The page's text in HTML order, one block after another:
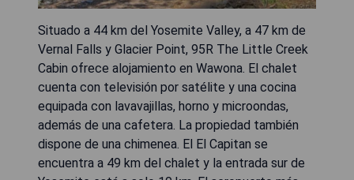
Situado a 44 km del Yosemite Valley, a 47 km de
Vernal Falls y Glacier Point, 95R The Little Creek
Cabin ofrece alojamiento en Wawona. El chalet
cuenta con televisión por satélite y una cocina
equipada con lavavajillas, horno y microondas,
además de una cafetera. La propiedad también
dispone de una chimenea. El El Capitan se
encuentra a 49 km del chalet y la entrada sur de